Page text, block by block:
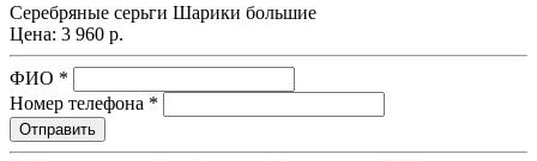
Серебряные серьги Шарики большие
Цена: 3 960 р.
ФИО *
Номер телефона *